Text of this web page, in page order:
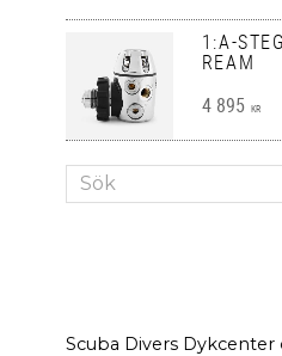
1:A-
REAM
4 895 KR
Scuba Divers